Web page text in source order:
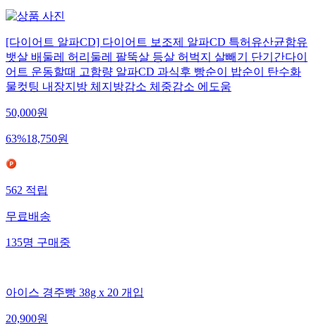
[다이어트 알파CD] 다이어트 보조제 알파CD 특허유산균함유
뱃살 배둘레 허리둘레 팔뚝살 등살 허벅지 살빼기 단기간다이
어트 운동할때 고함량 알파CD 과식후 빵순이 밥순이 탄수화
물컷팅 내장지방 체지방감소 체중감소 에도움
50,000원
63%18,750원
562적립
무료배송
135명구매중
아이스 경주빵 38g x 20 개입
20,900원